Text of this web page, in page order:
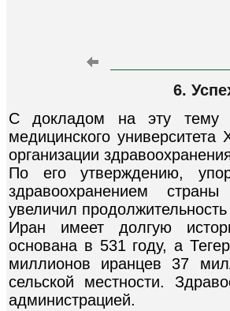
6.
С докладом на эту тему
медицинского
организации
По его утверждению,
здравоохранением
увеличил
Иран имеет долгую
основана в 531 году, а
миллионов иранцев 37
сельской местности.
администрацией.